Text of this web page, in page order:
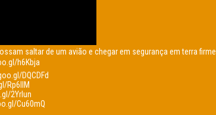
saltar de um avião e chegar em segurança em terra firme.
h6Kbja
DQCDFd
Rp6IlM
2Yrlun
Cu60mQ